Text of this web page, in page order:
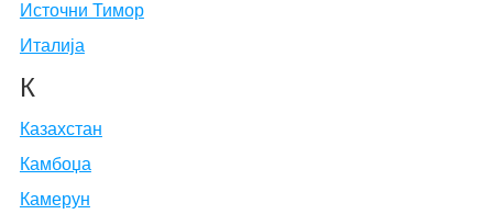
Источни Тимор
Италија
К
Казахстан
Камбоџа
Камерун